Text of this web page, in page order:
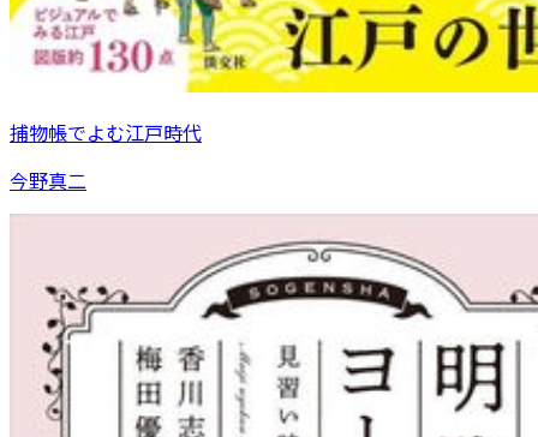
捕物帳でよむ江戸時代
今野真二